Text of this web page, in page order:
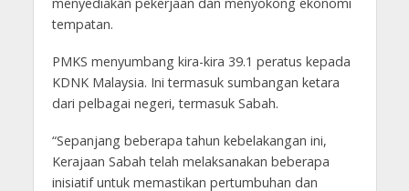
menyediakan pekerjaan dan menyokong ekonomi
tempatan.
PMKS menyumbang kira-kira 39.1 peratus kepada
KDNK Malaysia. Ini termasuk sumbangan ketara
dari pelbagai negeri, termasuk Sabah.
“Sepanjang beberapa tahun kebelakangan ini,
Kerajaan Sabah telah melaksanakan beberapa
inisiatif untuk memastikan pertumbuhan dan